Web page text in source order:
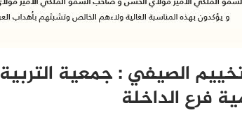
الصيفي : جمعية التربية
فرع الداخلة